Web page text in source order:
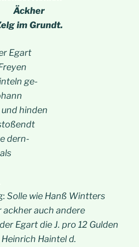
Äckher
im Grundt.
Egart
ge-
hinden
dern-
Solle wie Hanß Wintters
auch andere
Egart die J. pro 12 Gulden
Haintel d.